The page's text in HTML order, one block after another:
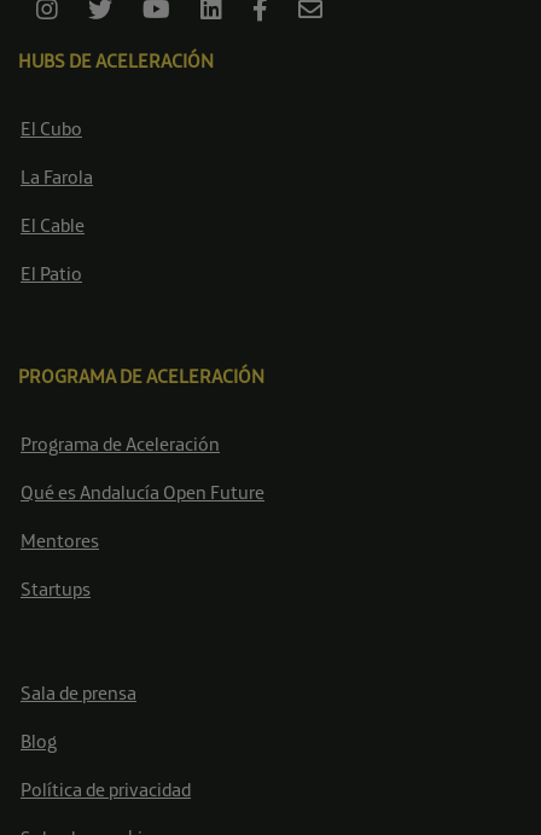
HUBS DE ACELERACIÓN
El Cubo
La Farola
El Cable
El Patio
PROGRAMA DE ACELERACIÓN
Programa de Aceleración
Qué es Andalucía Open Future
Mentores
Startups
Sala de prensa
Blog
Política de privacidad